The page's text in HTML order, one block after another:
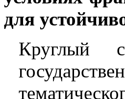
для
Круглый